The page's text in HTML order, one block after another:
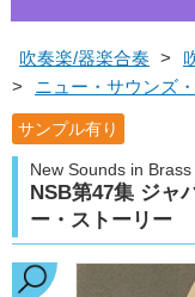
吹奏楽/器楽合奏 >
>
ニュー・サウンズ
サンプル有り
New Sounds in Brass
NSB第47集 ジャ
ー・ストーリー